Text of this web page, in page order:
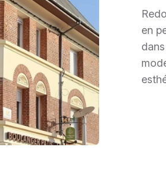
en